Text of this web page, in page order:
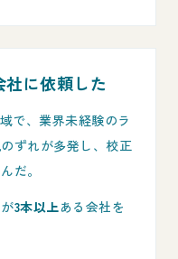
に依頼した
で、業界未経験のラ
ずれが多発し、校正
だ。
3本以上ある会社を